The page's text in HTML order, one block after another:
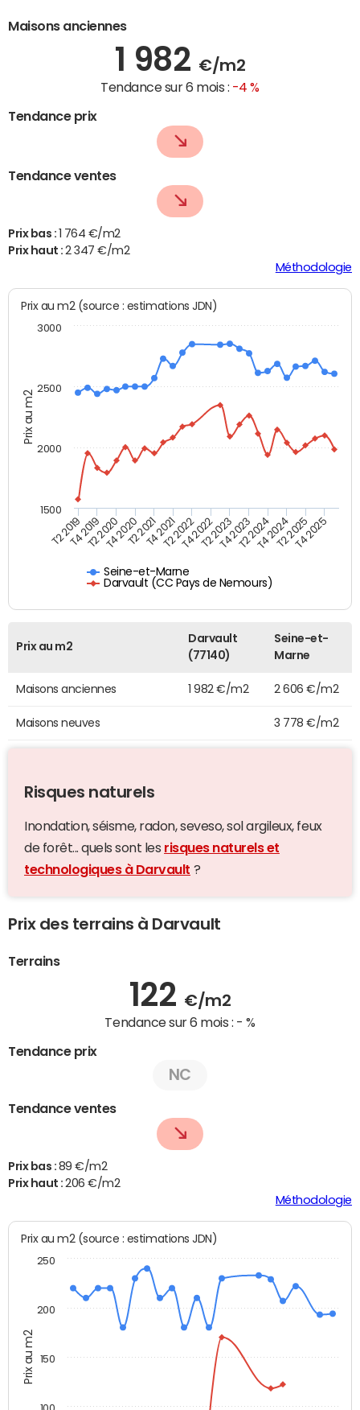
Maisons anciennes
1 982 €/m2
Tendance sur 6 mois : -4 %
Tendance prix
Tendance ventes
Prix bas : 1 764 €/m2
Prix haut :2 347 €/m2
Méthodologie
Prix au m2
Prix au m2 (source : estimations JDN)
Seine-et-Marne
Darvault (CC Pays de Nemours)
T2 2019T4 2019T2 2020T4 2020T2 2021T4 2021T2 2022T4 2022T2 2023T4 2023T2 2024T4 2024T2 2025T4 2025
1500
2000
2500
3000
Prix au m2
Darvault
(77140)
Seine-et-
Marne
Maisons anciennes 1 982 €/m2 2 606 €/m2
Maisons neuves 3 778 €/m2
Risques naturels
Inondation, séisme, radon, seveso, sol argileux, feux
de forêt... quels sont les risques naturels et
technologiques à Darvault ?
Prix des terrains à Darvault
Terrains
122 €/m2
Tendance sur 6 mois : - %
Tendance prix
NC
Tendance ventes
Prix bas : 89 €/m2
Prix haut :206 €/m2
Méthodologie
Prix au m2
Prix au m2 (source : estimations JDN)
150
200
250